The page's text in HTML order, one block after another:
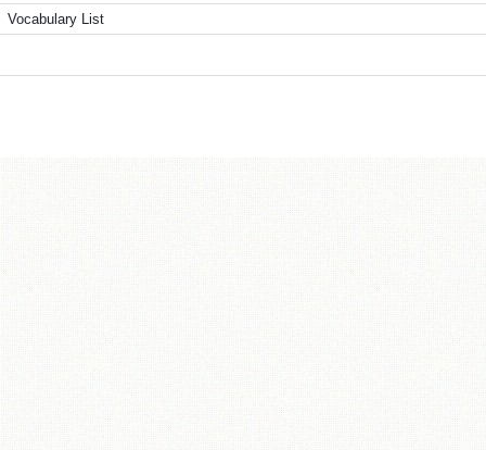
Vocabulary List